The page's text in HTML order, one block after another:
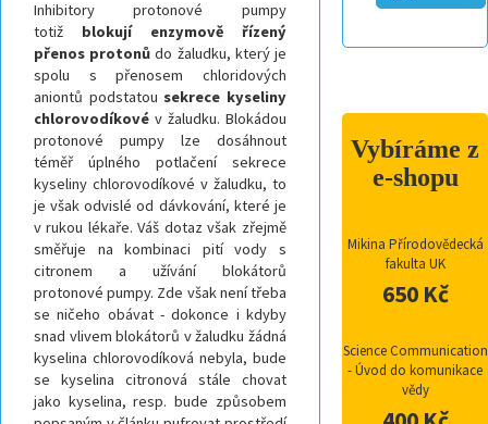
Inhibitory protonové pumpy
totiž blokují enzymově řízený
přenos protonů do žaludku, který je
spolu s přenosem chloridových
aniontů podstatou sekrece kyseliny
chlorovodíkové v žaludku. Blokádou
protonové pumpy lze dosáhnout
téměř úplného potlačení sekrece
kyseliny chlorovodíkové v žaludku, to
je však odvislé od dávkování, které je
v rukou lékaře. Váš dotaz však zřejmě
směřuje na kombinaci pití vody s
citronem a užívání blokátorů
protonové pumpy. Zde však není třeba
se ničeho obávat - dokonce i kdyby
snad vlivem blokátorů v žaludku žádná
kyselina chlorovodíková nebyla, bude
se kyselina citronová stále chovat
jako kyselina, resp. bude způsobem
Vybíráme z
e-shopu
Mikina Přírodovědecká
fakulta UK
650 Kč
Science Communication
- Úvod do komunikace
vědy